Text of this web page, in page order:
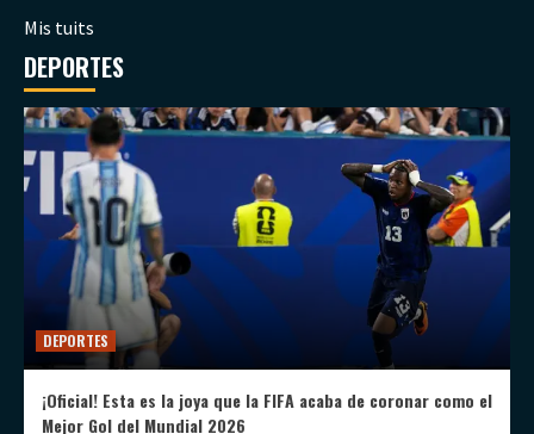
Mis tuits
DEPORTES
DEPORTES
¡Oficial! Esta es la joya que la FIFA acaba de coronar como el
Mejor Gol del Mundial 2026